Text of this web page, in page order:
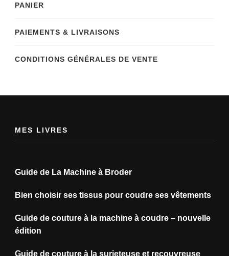
PANIER
PAIEMENTS & LIVRAISONS
CONDITIONS GÉNÉRALES DE VENTE
MES LIVRES
Guide de La Machine à Broder
Bien choisir ses tissus pour coudre ses vêtements
Guide de couture à la machine à coudre – nouvelle
édition
Guide de couture à la surjeteuse et recouvreuse